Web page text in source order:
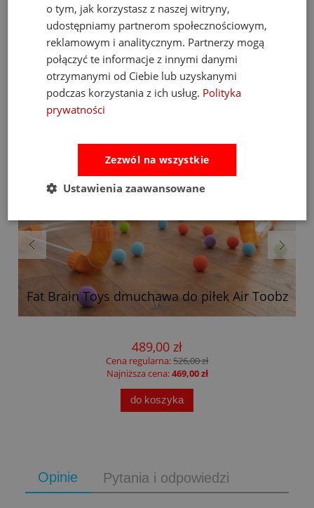
Bestsellery
Fat Brain Toys dmuchawa do piłek Air Toobz
489,00 zł
Cena regularna:526,00 zł
Najniższa cena:469,00 zł
do koszyka
Opinie Pytania i odpowiedzi
o tym, jak korzystasz z naszej witryny,
udostępniamy partnerom społecznościowym,
reklamowym i analitycznym. Partnerzy mogą
połączyć te informacje z innymi danymi
otrzymanymi od Ciebie lub uzyskanymi
podczas korzystania z ich usług. Polityka
prywatności
Zezwól na wszystkie
Ustawienia zaawansowane